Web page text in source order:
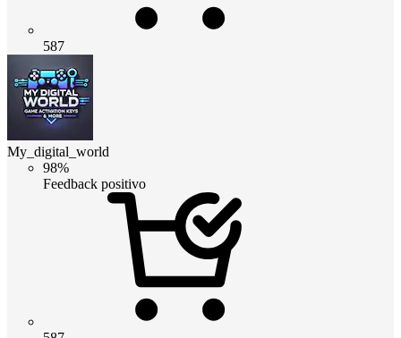
587
My_digital_world
98%
Feedback positivo